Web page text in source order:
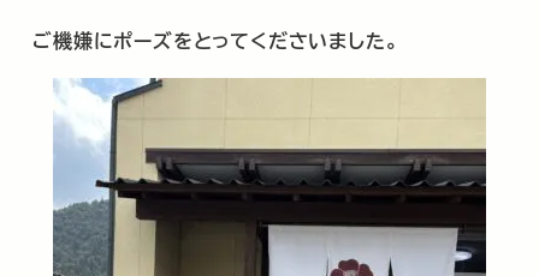
ご機嫌にポーズをとってくださいました。